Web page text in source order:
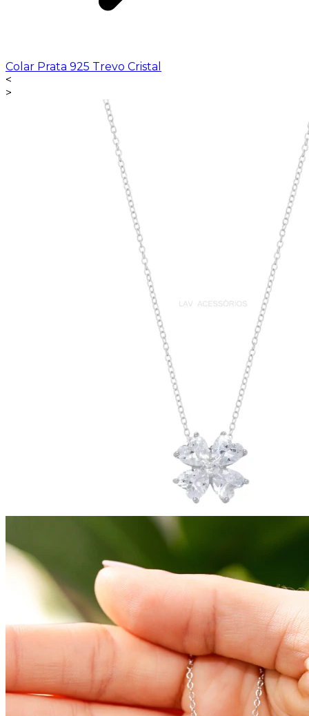
Colar Prata 925 Trevo Cristal
<
>